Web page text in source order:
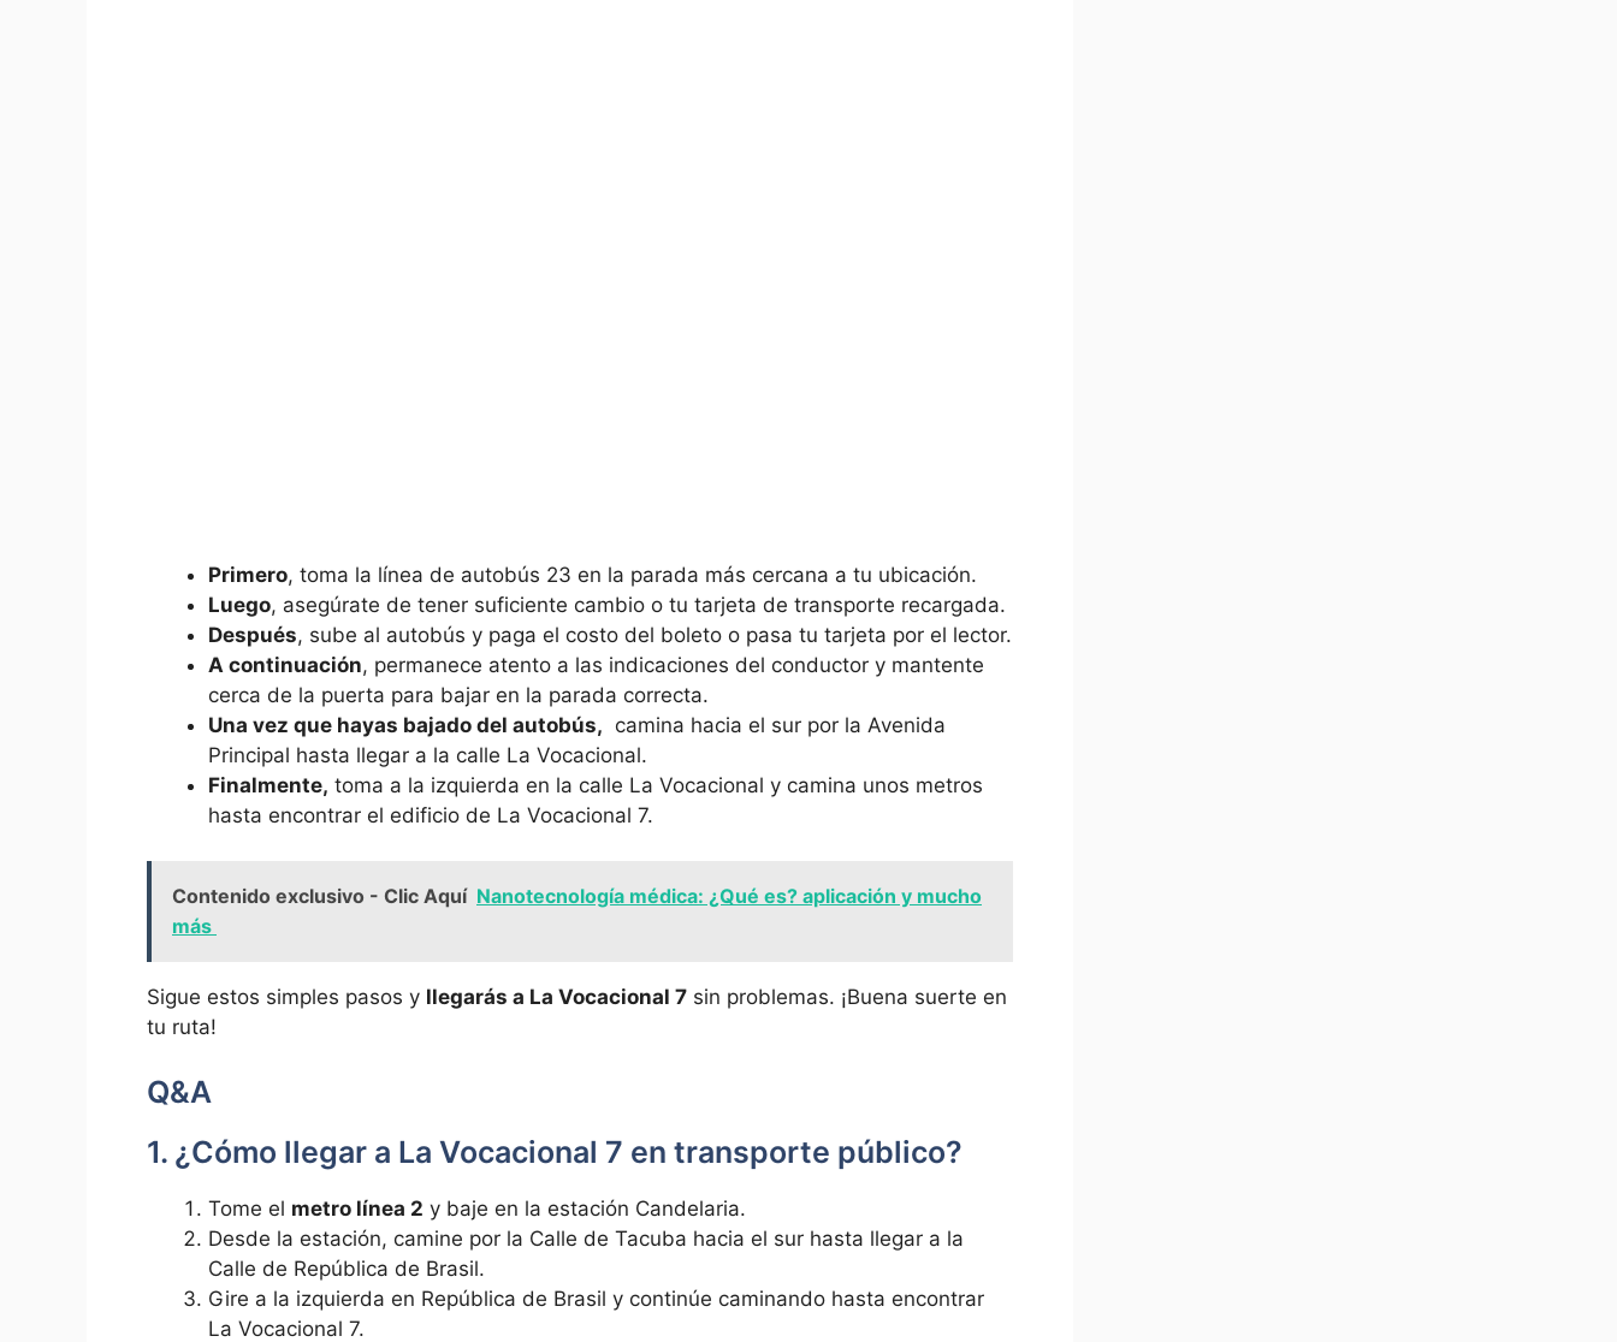
Primero, toma la línea de autobús 23 en⁤ la parada más cercana a tu ubicación.
Luego, asegúrate de tener suficiente cambio o‌ tu tarjeta‍ de transporte recargada.
Después, sube ⁢al autobús y paga el costo del boleto o pasa tu ‍tarjeta por el⁢ lector.
A continuación, permanece atento a las indicaciones⁤ del⁢ conductor y mantente‌
cerca de la puerta para​ bajar en la parada⁣ correcta.
Una vez que hayas⁣ bajado del autobús, ⁣ camina hacia el sur por la Avenida
Principal hasta llegar a la calle ‍La Vocacional.
Finalmente, toma a ‌la‍ izquierda en⁣ la calle⁤ La ⁤Vocacional⁤ y‍ camina unos metros
hasta encontrar el ‍edificio de ‍La Vocacional 7.
Contenido exclusivo - Clic Aquí Nanotecnología médica: ¿Qué es? aplicación y mucho
más
Sigue estos simples pasos y llegarás a La Vocacional⁢ 7 sin ⁢problemas. ¡Buena suerte en
tu ruta!
Q&A
1. ¿Cómo llegar a La ​Vocacional 7 en transporte⁤ público?
Tome el metro línea 2 y baje‍ en la‌ estación Candelaria.
Desde la estación, camine​ por ⁤la Calle de Tacuba‍ hacia el sur‍ hasta llegar a la
Calle de República de ‍Brasil.
Gire a la izquierda en ‍República de Brasil y continúe caminando hasta encontrar
La‍ Vocacional ⁣7.